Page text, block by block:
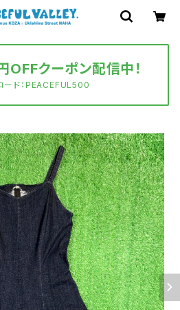
クーポン配信中！
ード：PEACEFUL500